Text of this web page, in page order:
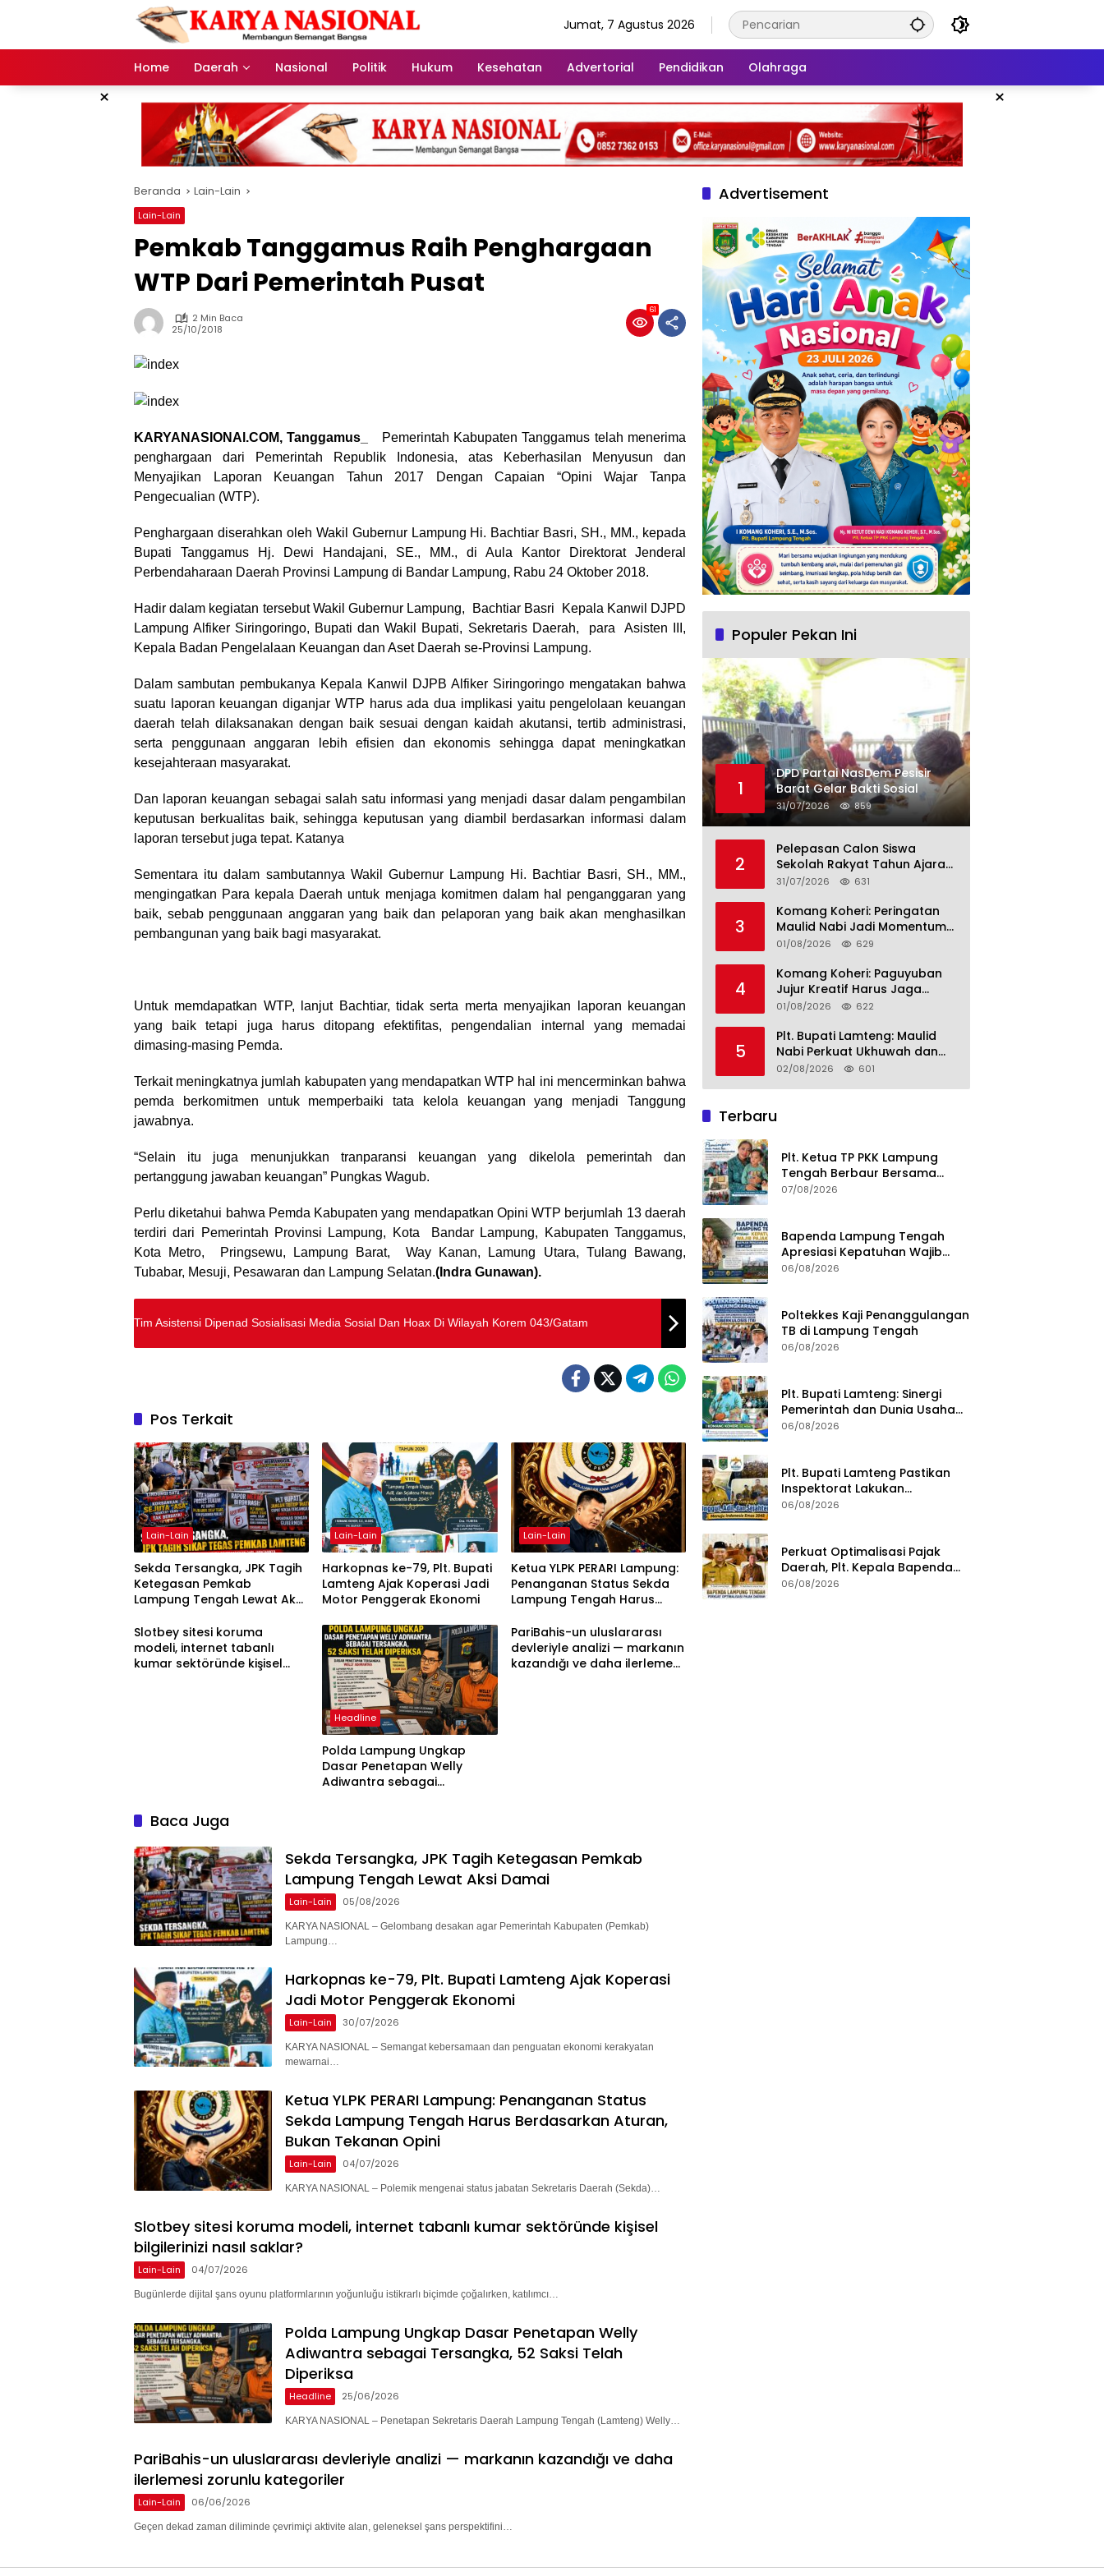
Jumat, 7 Agustus 2026
Home Daerah Nasional Politik Hukum Kesehatan Advertorial Pendidikan Olahraga
× ×
Beranda Lain-Lain
Lain-Lain
Pemkab Tanggamus Raih Penghargaan
WTP Dari Pemerintah Pusat
2 Min Baca
25/10/2018
61
KARYANASIONAl.COM, Tanggamus_
Pemerintah Kabupaten Tanggamus telah menerima
penghargaan dari Pemerintah Republik Indonesia, atas Keberhasilan Menyusun dan
Menyajikan Laporan Keuangan Tahun 2017 Dengan Capaian “Opini Wajar Tanpa
Pengecualian (WTP).
Penghargaan diserahkan oleh Wakil Gubernur Lampung Hi. Bachtiar Basri, SH., MM., kepada
Bupati Tanggamus Hj. Dewi Handajani, SE., MM., di Aula Kantor Direktorat Jenderal
Perbendaharaan Daerah Provinsi Lampung di Bandar Lampung, Rabu 24 Oktober 2018.
Hadir dalam kegiatan tersebut Wakil Gubernur Lampung, Bachtiar Basri Kepala Kanwil DJPD
Lampung Alfiker Siringoringo, Bupati dan Wakil Bupati, Sekretaris Daerah, para Asisten III,
Kepala Badan Pengelalaan Keuangan dan Aset Daerah se-Provinsi Lampung.
Dalam sambutan pembukanya Kepala Kanwil DJPB Alfiker Siringoringo mengatakan bahwa
suatu laporan keuangan diganjar WTP harus ada dua implikasi yaitu pengelolaan keuangan
daerah telah dilaksanakan dengan baik sesuai dengan kaidah akutansi, tertib administrasi,
serta penggunaan anggaran lebih efisien dan ekonomis sehingga dapat meningkatkan
kesejahteraan masyarakat.
Dan laporan keuangan sebagai salah satu informasi yang menjadi dasar dalam pengambilan
keputusan berkualitas baik, sehingga keputusan yang diambil berdasarkan informasi dalam
laporan tersebut juga tepat. Katanya
Sementara itu dalam sambutannya Wakil Gubernur Lampung Hi. Bachtiar Basri, SH., MM.,
mengingatkan Para kepala Daerah untuk menjaga komitmen dalam hal penganggaran yang
baik, sebab penggunaan anggaran yang baik dan pelaporan yang baik akan menghasilkan
pembangunan yang baik bagi masyarakat.
Untuk memdapatkan WTP, lanjut Bachtiar, tidak serta merta menyajikan laporan keuangan
yang baik tetapi juga harus ditopang efektifitas, pengendalian internal yang memadai
dimasing-masing Pemda.
Terkait meningkatnya jumlah kabupaten yang mendapatkan WTP hal ini mencerminkan bahwa
pemda berkomitmen untuk memperbaiki tata kelola keuangan yang menjadi Tanggung
jawabnya.
“Selain itu juga menunjukkan tranparansi keuangan yang dikelola pemerintah dan
pertanggung jawaban keuangan” Pungkas Wagub.
Perlu diketahui bahwa Pemda Kabupaten yang mendapatkan Opini WTP berjumlah 13 daerah
terdiri dari Pemerintah Provinsi Lampung, Kota Bandar Lampung, Kabupaten Tanggamus,
Kota Metro, Pringsewu, Lampung Barat, Way Kanan, Lamung Utara, Tulang Bawang,
Tubabar, Mesuji, Pesawaran dan Lampung Selatan.(Indra Gunawan).
Tim Asistensi Dipenad Sosialisasi Media Sosial Dan Hoax Di Wilayah Korem 043/Gatam
Pos Terkait
Lain-Lain
Sekda Tersangka, JPK Tagih
Ketegasan Pemkab
Lampung Tengah Lewat Aksi
Lain-Lain
Harkopnas ke-79, Plt. Bupati
Lamteng Ajak Koperasi Jadi
Motor Penggerak Ekonomi
Lain-Lain
Ketua YLPK PERARI Lampung:
Penanganan Status Sekda
Lampung Tengah Harus
Tekanan Opini
Slotbey sitesi koruma
modeli, internet tabanlı
kumar sektöründe kişisel
Headline
Polda Lampung Ungkap
Dasar Penetapan Welly
Adiwantra sebagai
PariBahis-un uluslararası
devleriyle analizi — markanın
kazandığı ve daha ilerlemesi
Baca Juga
Sekda Tersangka, JPK Tagih Ketegasan Pemkab
Lampung Tengah Lewat Aksi Damai
Lain-Lain 05/08/2026
KARYA NASIONAL – Gelombang desakan agar Pemerintah Kabupaten (Pemkab)
Lampung…
Harkopnas ke-79, Plt. Bupati Lamteng Ajak Koperasi
Jadi Motor Penggerak Ekonomi
Lain-Lain 30/07/2026
KARYA NASIONAL – Semangat kebersamaan dan penguatan ekonomi kerakyatan
mewarnai…
Ketua YLPK PERARI Lampung: Penanganan Status
Sekda Lampung Tengah Harus Berdasarkan Aturan,
Bukan Tekanan Opini
Lain-Lain 04/07/2026
KARYA NASIONAL – Polemik mengenai status jabatan Sekretaris Daerah (Sekda)…
Slotbey sitesi koruma modeli, internet tabanlı kumar sektöründe kişisel
bilgilerinizi nasıl saklar?
Lain-Lain 04/07/2026
Bugünlerde dijital şans oyunu platformlarının yoğunluğu istikrarlı biçimde çoğalırken, katılımcı…
Polda Lampung Ungkap Dasar Penetapan Welly
Adiwantra sebagai Tersangka, 52 Saksi Telah
Diperiksa
Headline 25/06/2026
KARYA NASIONAL – Penetapan Sekretaris Daerah Lampung Tengah (Lamteng) Welly…
PariBahis-un uluslararası devleriyle analizi — markanın kazandığı ve daha
ilerlemesi zorunlu kategoriler
Lain-Lain 06/06/2026
Geçen dekad zaman diliminde çevrimiçi aktivite alan, geleneksel şans perspektifini…
Advertisement
Populer Pekan Ini
1
DPD Partai NasDem Pesisir
Barat Gelar Bakti Sosial
31/07/2026 859
2
Pelepasan Calon Siswa
Sekolah Rakyat Tahun Ajaran
2026–2027, Plt. Bupati
Hadirkan Pendidikan
Berkualitas
31/07/2026 631
3
Komang Koheri: Peringatan
Maulid Nabi Jadi Momentum
Perkuat Ukhuwah Umat di
01/08/2026 629
4
Komang Koheri: Paguyuban
Jujur Kreatif Harus Jaga
Persatuan untuk Kemajuan
01/08/2026 622
5
Plt. Bupati Lamteng: Maulid
Nabi Perkuat Ukhuwah dan
Jaga Kerukunan Umat
02/08/2026 601
Terbaru
Plt. Ketua TP PKK Lampung
Tengah Berbaur Bersama
Anak-anak di PT GGP
07/08/2026
Bapenda Lampung Tengah
Apresiasi Kepatuhan Wajib
Pajak, Siapkan Pengawasan
06/08/2026
Poltekkes Kaji Penanggulangan
TB di Lampung Tengah
06/08/2026
Plt. Bupati Lamteng: Sinergi
Pemerintah dan Dunia Usaha
Kunci Pembangunan
06/08/2026
Plt. Bupati Lamteng Pastikan
Inspektorat Lakukan
Pemeriksaan Akhir Masa
06/08/2026
Perkuat Optimalisasi Pajak
Daerah, Plt. Kepala Bapenda
Lampung Tengah Minta Seluruh
06/08/2026